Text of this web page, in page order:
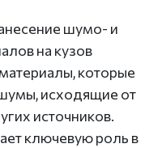
шумо- и
на кузов
которые
шумы, исходящие от
источников.
ключевую роль в